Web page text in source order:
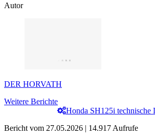
Autor
DER HORVATH
Weitere Berichte
Honda SH125i technische
Bericht vom 27.05.2026 | 14.917 Aufrufe